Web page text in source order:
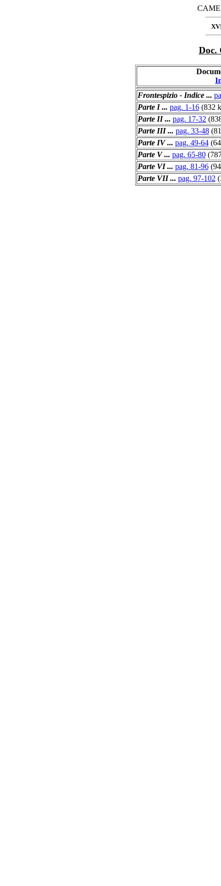
Doc.
Frontespizio - Indice ...
Parte I ... pag. 1-16(832
Parte II ... pag. 17-32
Parte III ... pag. 33-48
Parte IV ... pag. 49-64
Parte V ... pag. 65-80
Parte VI ... pag. 81-96
Parte VII ... pag. 97-102